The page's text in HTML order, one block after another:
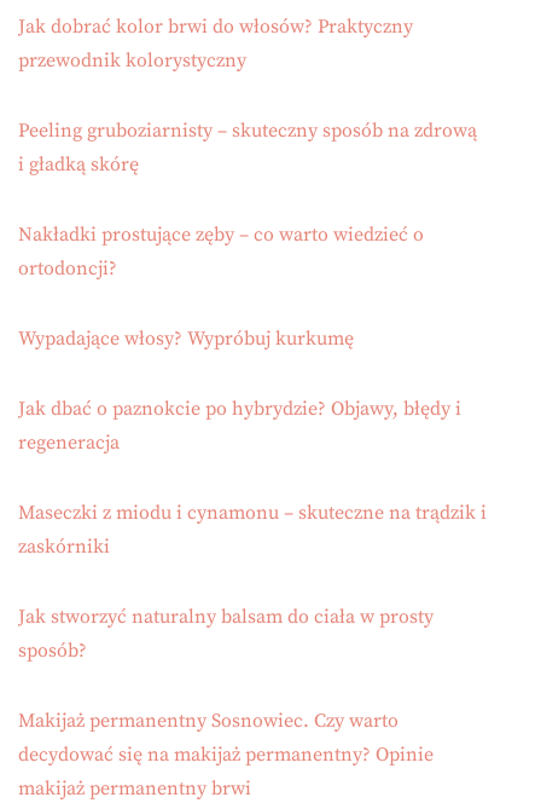
Jak dobrać kolor brwi do włosów? Praktyczny
przewodnik kolorystyczny
Peeling gruboziarnisty – skuteczny sposób na zdrową
i gładką skórę
Nakładki prostujące zęby – co warto wiedzieć o
ortodoncji?
Wypadające włosy? Wypróbuj kurkumę
Jak dbać o paznokcie po hybrydzie? Objawy, błędy i
regeneracja
Maseczki z miodu i cynamonu – skuteczne na trądzik i
zaskórniki
Jak stworzyć naturalny balsam do ciała w prosty
sposób?
Makijaż permanentny Sosnowiec. Czy warto
decydować się na makijaż permanentny? Opinie
makijaż permanentny brwi